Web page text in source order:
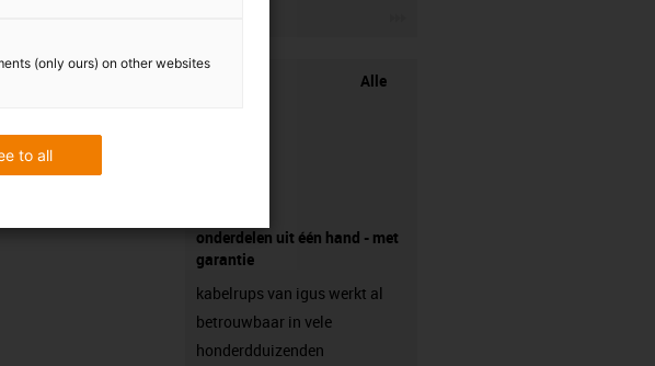
Alle
onderdelen uit één hand - met
garantie
kabelrups van igus werkt al
betrouwbaar in vele
honderdduizenden
(only ours) on other websites
to all